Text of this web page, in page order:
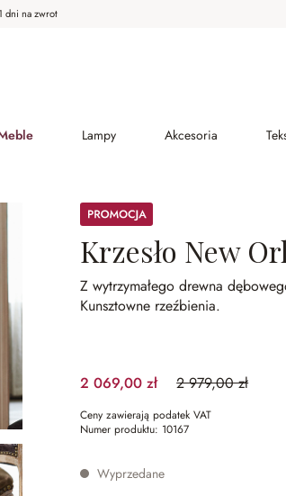
dni na zwrot
Lampy Akcesoria
Promocja
Krzesło New
Z wytrzymałego drewna
Kunsztowne rzeźbienia.
2 069,00 zł 2 979,00 zł
(30.55%spared)
Ceny zawierają podatek VAT
Numer produktu: 10167
Wyprzedane